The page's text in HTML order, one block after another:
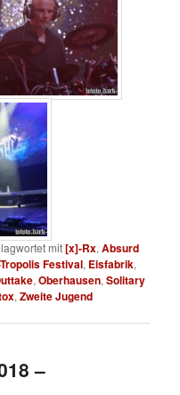
mit[x]-Rx,Absurd
Festival, Eisfabrik,
,Oberhausen,Solitary
,Zweite Jugend
–